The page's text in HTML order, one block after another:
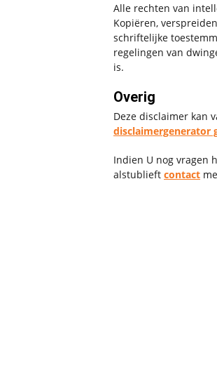
Alle rechten van
Kopiëren,
schriftelijke
regelingen van
is.
Overig
Deze disclaimer kan
disclaimergenerator
Indien U nog vragen
alstublieft contact